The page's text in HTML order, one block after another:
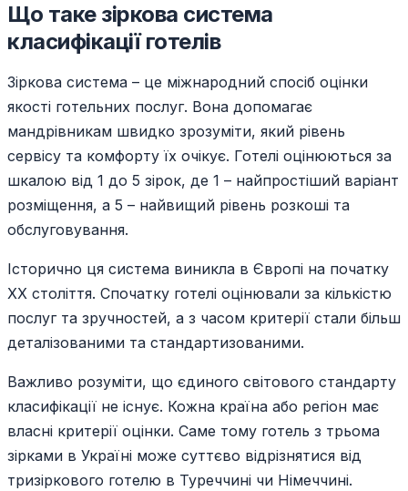
Що таке зіркова система
класифікації готелів
Зіркова система – це міжнародний спосіб оцінки
якості готельних послуг. Вона допомагає
мандрівникам швидко зрозуміти, який рівень
сервісу та комфорту їх очікує. Готелі оцінюються за
шкалою від 1 до 5 зірок, де 1 – найпростіший варіант
розміщення, а 5 – найвищий рівень розкоші та
обслуговування.
Історично ця система виникла в Європі на початку
XX століття. Спочатку готелі оцінювали за кількістю
послуг та зручностей, а з часом критерії стали більш
деталізованими та стандартизованими.
Важливо розуміти, що єдиного світового стандарту
класифікації не існує. Кожна країна або регіон має
власні критерії оцінки. Саме тому готель з трьома
зірками в Україні може суттєво відрізнятися від
тризіркового готелю в Туреччині чи Німеччині.